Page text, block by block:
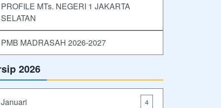
PROFILE MTs. NEGERI 1 JAKARTA
SELATAN
PMB MADRASAH 2026-2027
2026
Januari 4